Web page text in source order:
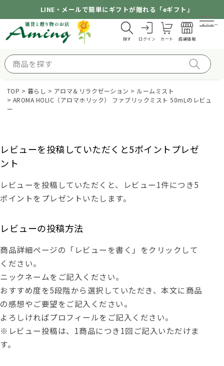
LINE・メールで簡単にギフトが贈れる「eギフト」
探す ログイン カート 店舗情報
メニュー
TOP 暮らし アロマ＆リラクゼーション
ルームミスト
AROMA HOLIC（アロマホリック） ファブリックミスト 50mLのレビュ
ー
レビューを投稿していただくと5ポイントプレゼ
ント
レビューを投稿していただくと、レビュー1件につき5
ポイントをプレゼントいたします。
レビューの投稿方法
商品詳細ページの「レビューを書く」をクリックして
ください。
ニックネームをご記入ください。
おすすめ度を5段階から選択していただき、本文に商品
の感想やご要望をご記入ください。
よろしければプロフィールをご記入ください。
※レビュー投稿は、1商品につき1回ご記入いただけま
す。